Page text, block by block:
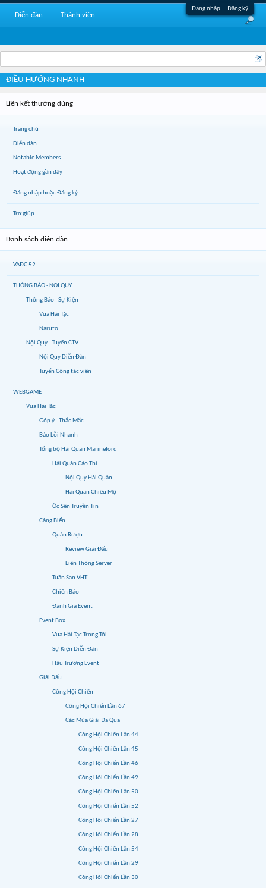
Đăng nhập Đăng ký
ĐIỀU HƯỚNG NHANH
Liên kết thường dùng
Trang chủ
Diễn đàn
Notable Members
Hoạt động gần đây
Đăng nhập hoặc Đăng ký
Trợ giúp
Danh sách diễn đàn
VAĐC 52
THÔNG BÁO - NỘI QUY
Thông Báo - Sự Kiện
Vua Hải Tặc
Naruto
Nội Quy - Tuyển CTV
Nội Quy Diễn Đàn
Tuyển Cộng tác viên
WEBGAME
Vua Hải Tặc
Góp ý - Thắc Mắc
Báo Lỗi Nhanh
Tổng bộ Hải Quân Marineford
Hải Quân Cáo Thị
Nội Quy Hải Quân
Hải Quân Chiêu Mộ
Ốc Sên Truyền Tin
Cảng Biển
Quán Rượu
Review Giải Đấu
Liên Thông Server
Tuần San VHT
Chiến Báo
Đánh Giá Event
Event Box
Vua Hải Tặc Trong Tôi
Sự Kiện Diễn Đàn
Hậu Trường Event
Giải Đấu
Công Hội Chiến
Công Hội Chiến Lần 67
Các Mùa Giải Đã Qua
Công Hội Chiến Lần 44
Công Hội Chiến Lần 45
Công Hội Chiến Lần 46
Công Hội Chiến Lần 49
Công Hội Chiến Lần 50
Công Hội Chiến Lần 52
Công Hội Chiến Lần 27
Công Hội Chiến Lần 28
Công Hội Chiến Lần 54
Công Hội Chiến Lần 29
Công Hội Chiến Lần 30
Diễn đàn Thành viên